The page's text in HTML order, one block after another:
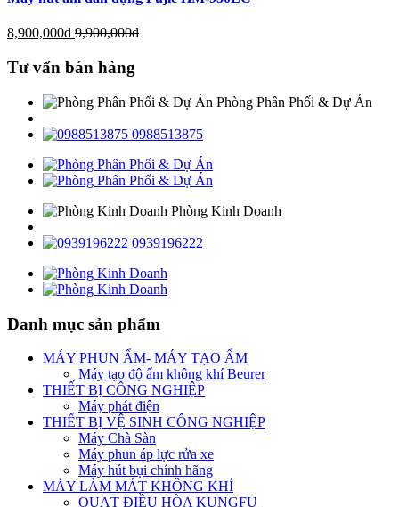
8,900,000đ 9,900,000đ
Tư vấn bán hàng
Phòng Phân Phối & Dự Án
0988513875
Phòng Kinh Doanh
0939196222
Danh mục sản phẩm
MÁY PHUN ẨM- MÁY TẠO ẨM
Máy tạo độ ẩm không khí Beurer
THIẾT BỊ CÔNG NGHIỆP
Máy phát điện
THIẾT BỊ VỆ SINH CÔNG NGHIỆP
Máy Chà Sàn
Máy phun áp lực rửa xe
Máy hút bụi chính hãng
MÁY LÀM MÁT KHÔNG KHÍ
QUẠT ĐIỀU HÒA KUNGFU